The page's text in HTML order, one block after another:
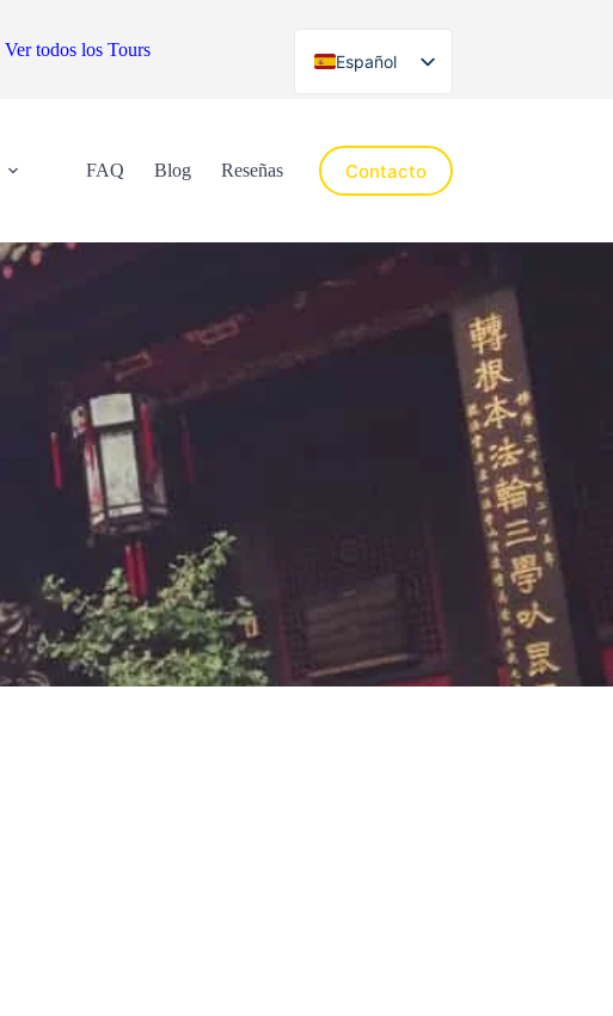
Ver todos los Tours
Español
English
FAQ Blog Reseñas Contacto